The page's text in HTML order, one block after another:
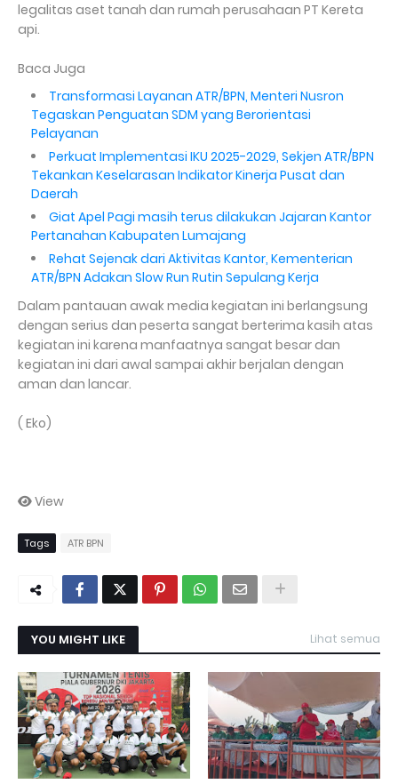
legalitas aset tanah dan rumah perusahaan PT Kereta
api.
Baca Juga
Transformasi Layanan ATR/BPN, Menteri Nusron
Tegaskan Penguatan SDM yang Berorientasi
Pelayanan
Perkuat Implementasi IKU 2025-2029, Sekjen ATR/BPN
Tekankan Keselarasan Indikator Kinerja Pusat dan
Daerah
Giat Apel Pagi masih terus dilakukan Jajaran Kantor
Pertanahan Kabupaten Lumajang
Rehat Sejenak dari Aktivitas Kantor, Kementerian
ATR/BPN Adakan Slow Run Rutin Sepulang Kerja
Dalam pantauan awak media kegiatan ini berlangsung
dengan serius dan peserta sangat berterima kasih atas
kegiatan ini karena manfaatnya sangat besar dan
kegiatan ini dari awal sampai akhir berjalan dengan
aman dan lancar.
( Eko)
View
Tags ATR BPN
YOU MIGHT LIKE Lihat semua